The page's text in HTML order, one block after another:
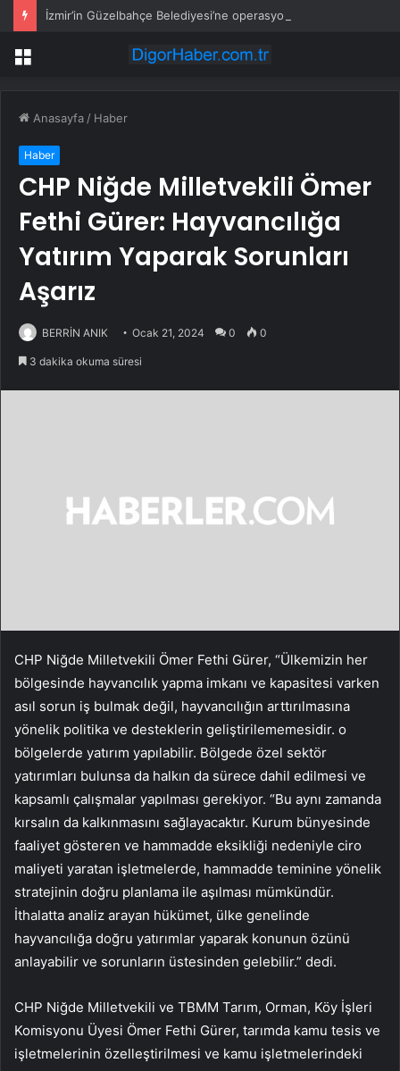
Menü
Anasayfa / Haber
Haber
CHP Niğde Milletvekili Ömer
Fethi Gürer: Hayvancılığa
Yatırım Yaparak Sorunları
Aşarız
BERRİN ANIK Ocak 21, 2024 0 0
3 dakika okuma süresi
CHP Niğde Milletvekili Ömer Fethi Gürer, “Ülkemizin her
bölgesinde hayvancılık yapma imkanı ve kapasitesi varken
asıl sorun iş bulmak değil, hayvancılığın arttırılmasına
yönelik politika ve desteklerin geliştirilememesidir. o
bölgelerde yatırım yapılabilir. Bölgede özel sektör
yatırımları bulunsa da halkın da sürece dahil edilmesi ve
kapsamlı çalışmalar yapılması gerekiyor. “Bu aynı zamanda
kırsalın da kalkınmasını sağlayacaktır. Kurum bünyesinde
faaliyet gösteren ve hammadde eksikliği nedeniyle ciro
maliyeti yaratan işletmelerde, hammadde teminine yönelik
stratejinin doğru planlama ile aşılması mümkündür.
İthalatta analiz arayan hükümet, ülke genelinde
hayvancılığa doğru yatırımlar yaparak konunun özünü
anlayabilir ve sorunların üstesinden gelebilir.” dedi.
CHP Niğde Milletvekili ve TBMM Tarım, Orman, Köy İşleri
Komisyonu Üyesi Ömer Fethi Gürer, tarımda kamu tesis ve
işletmelerinin özelleştirilmesi ve kamu işletmelerindeki